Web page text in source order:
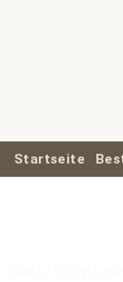
Startseite